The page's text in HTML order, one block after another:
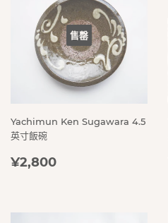
售罄
Yachimun Ken Sugawara 4.5
英寸飯碗
定
¥2,800